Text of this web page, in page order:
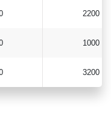
2200
1000
3200